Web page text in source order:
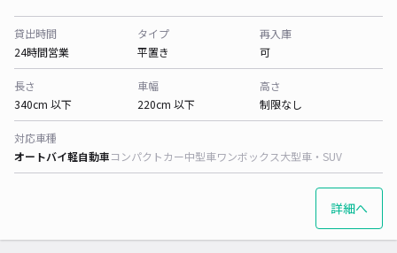
貸出時間
24時間営業
タイプ
平置き
再入庫
可
長さ
340cm 以下
車幅
220cm 以下
高さ
制限なし
対応車種
オートバイ軽自動車コンパクトカー中型車ワンボックス大型車・SUV
詳細へ